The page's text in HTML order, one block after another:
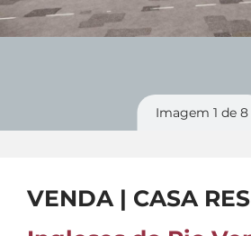
Divulgue seu imóvel
Imagem 1 de 8
VENDA | CASA